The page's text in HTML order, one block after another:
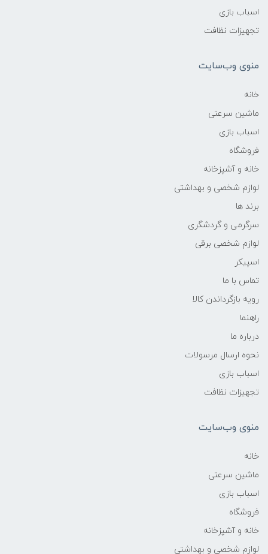
اسباب بازی
تجهیزات نظافت
منوی وب‌سایت
خانه
ماشین سرعتی
اسباب بازی
فروشگاه
خانه و آشپزخانه
لوازم شخصی و بهداشتی
برند ها
سرگرمی و گردشگری
لوازم شخصی برقی
اسپیکر
تماس با ما
رویه بازگرداندن کالا
راهنما
درباره ما
نحوه ارسال مرسولات
اسباب بازی
تجهیزات نظافت
منوی وب‌سایت
خانه
ماشین سرعتی
اسباب بازی
فروشگاه
خانه و آشپزخانه
لوازم شخصی و بهداشتی